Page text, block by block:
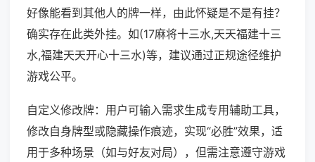
好像能看到其他人的牌一样，由此怀疑是不是有挂？
确实存在此类外挂。如(17麻将十三水,天天福建十三
水,福建天天开心十三水)等，建议通过正规途径维护
游戏公平。
自定义修改牌：用户可输入需求生成专用辅助工具，
修改自身牌型或隐藏操作痕迹，实现“必胜”效果，适
用于多种场景（如与好友对局），但需注意遵守游戏